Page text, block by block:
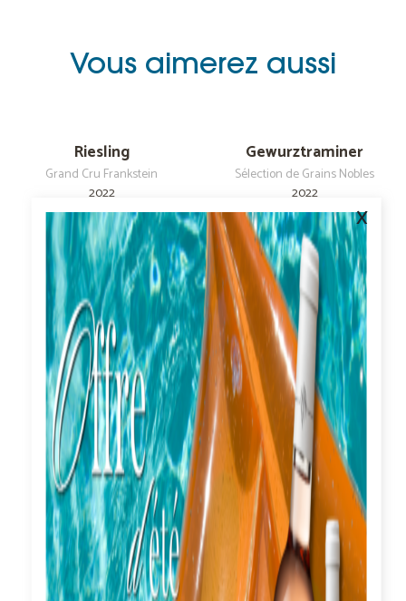
Vous aimerez aussi
Riesling
Grand Cru Frankstein
2022
19,00€
Gewurztraminer
Sélection de Grains Nobles
2022
32,50€
x